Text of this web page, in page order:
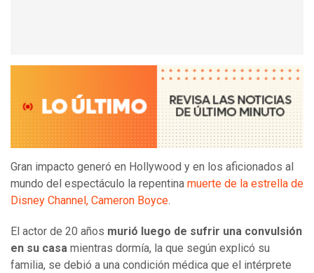
Gran impacto generó en Hollywood y en los aficionados al
mundo del espectáculo la repentina muerte de la estrella de
Disney Channel, Cameron Boyce.
El actor de 20 años murió luego de sufrir una convulsión
en su casa mientras dormía, la que según explicó su
familia, se debió a una condición médica que el intérprete